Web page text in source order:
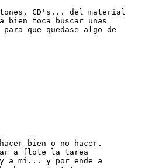
CD's... del materíal
bien toca buscar unas
que quedase algo de
bien o no hacer.
a flote la tarea
y a mi... y por ende a